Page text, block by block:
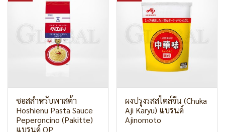
ซอสสำหรับพาสต้า
Hoshienu Pasta Sauce
Peperoncino (Pakitte)
แบรนด์ QP
ผงปรุงรสสไตล์จีน (Chuka
Aji Karyu) แบรนด์
Ajinomoto